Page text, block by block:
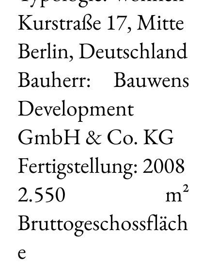
Kurstraße 17, Mitte
Berlin, Deutschland
Bauherr: Bauwens
Development
GmbH & Co. KG
Fertigstellung: 2008
2.550 m²
Bruttogeschossfläch
e